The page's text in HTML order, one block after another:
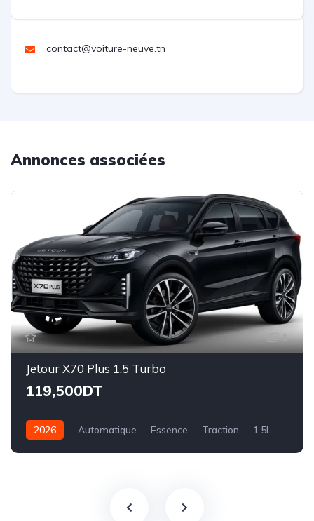
contact@voiture-neuve.tn
Annonces associées
1
Jetour X70 Plus 1.5 Turbo
119,500DT
2026 Automatique Essence Traction 1.5L